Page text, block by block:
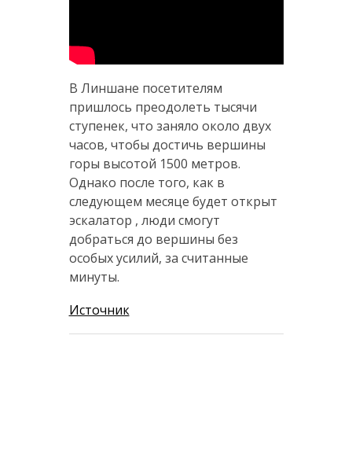
В Линшане посетителям
пришлось преодолеть тысячи
ступенек, что заняло около двух
часов, чтобы достичь вершины
горы высотой 1500 метров.
Однако после того, как в
следующем месяце будет открыт
эскалатор , люди смогут
добраться до вершины без
особых усилий, за считанные
минуты.
Источник